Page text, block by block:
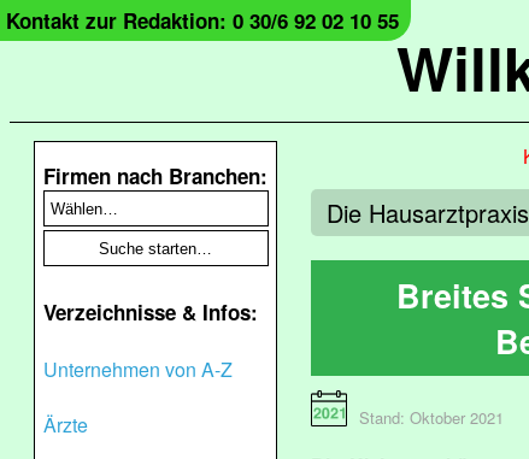
Kontakt zur Redaktion: 0 30/6 92 02 10 55
Firmen nach Branchen:
Verzeichnisse & Infos:
Unternehmen von A-Z
Ärzte
Die
Breites
Stand: Oktober 2021